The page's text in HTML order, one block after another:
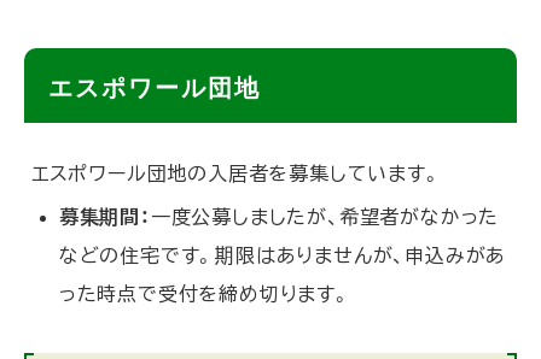
に
戻
エスポワール団地
エスポワール 団地の入居者を募集しています。
募集期間： 一度公募しましたが、希望者がなかった
などの住宅です。期限はありませんが、申込みがあ
った時点で受付を締め切ります。